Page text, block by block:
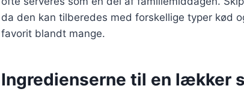
da den kan tilberedes med forskellige typer kød
favorit blandt mange.
Ingredienserne til en lækker